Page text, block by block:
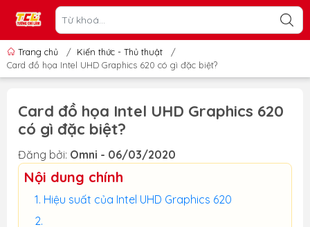
Trang chủ / Kiến thức - Thủ thuật
/
Card đồ họa Intel UHD Graphics 620 có gì đặc biệt?
Card đồ họa Intel UHD Graphics 620
có gì đặc biệt?
Đăng bởi: Omni - 06/03/2020
Nội dung chính
Hiệu suất của Intel UHD Graphics 620